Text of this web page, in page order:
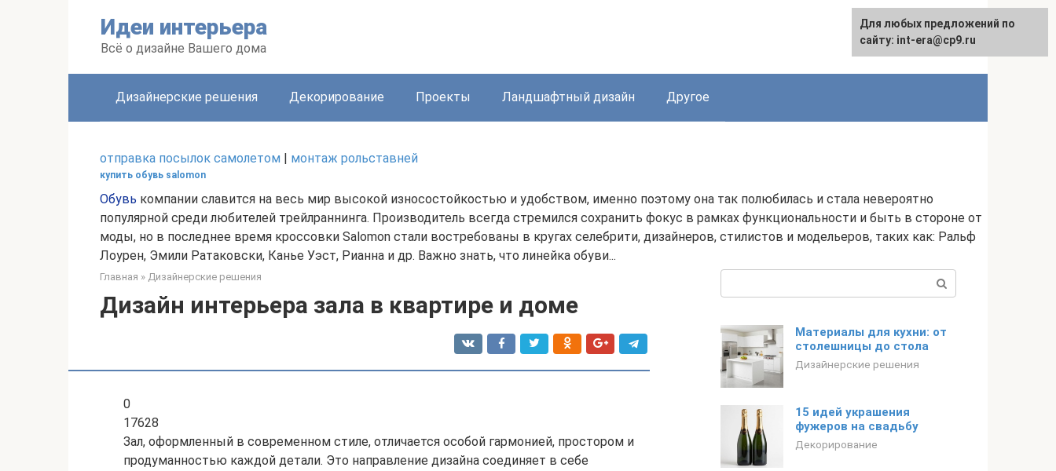
Идеи интерьера
Всё о дизайне Вашего дома
English
Дизайнерские решения Декорирование Проекты Ландшафтный дизайн Другое
отправка посылок самолетом | монтаж рольставней
купить обувь salomon
Обувь компании славится на весь мир высокой износостойкостью и удобством, именно поэтому она так полюбилась и стала невероятно
популярной среди любителей трейлраннинга. Производитель всегда стремился сохранить фокус в рамках функциональности и быть в стороне от
моды, но в последнее время кроссовки Salomon стали востребованы в кругах селебрити, дизайнеров, стилистов и модельеров, таких как: Ральф
Лоурен, Эмили Ратаковски, Канье Уэст, Рианна и др. Важно знать, что линейка обуви...
Главная » Дизайнерские решения
Дизайн интерьера зала в квартире и доме
0
17628
Зал, оформленный в современном стиле, отличается особой гармонией, простором и
продуманностью каждой детали. Это направление дизайна соединяет в себе
Материалы для кухни: от
столешницы до стола
Дизайнерские решения
15 идей украшения
фужеров на свадьбу
Декорирование
Для любых предложений по
сайту: int-era@cp9.ru